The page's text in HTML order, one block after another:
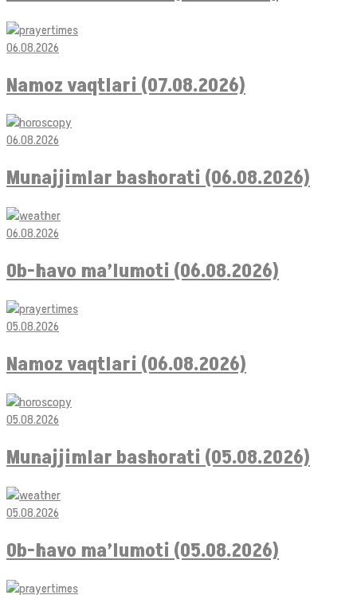
06.08.2026
Namoz vaqtlari (07.08.2026)
06.08.2026
Munajjimlar bashorati (06.08.2026)
06.08.2026
Ob-havo ma’lumoti (06.08.2026)
05.08.2026
Namoz vaqtlari (06.08.2026)
05.08.2026
Munajjimlar bashorati (05.08.2026)
05.08.2026
Ob-havo ma’lumoti (05.08.2026)